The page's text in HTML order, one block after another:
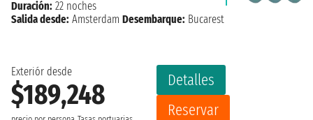
Exteriór desde
$189,248
Detalles
Reservar
Duración: 22 noches
Salida desde: Amsterdam Desembarque: Bucarest